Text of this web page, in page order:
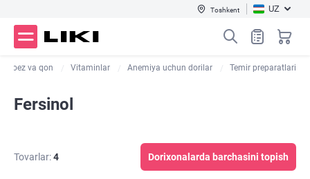
Toshkent UZ
va qon Vitaminlar Anemiya uchun dorilar Temir preparatlari
Fersinol
Tovarlar:4 Dorixonalarda barchasini topish